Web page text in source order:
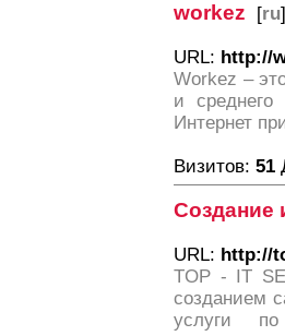
workez [ru]
URL: http://
Workez –
и
Интернет
Визитов: 51
Создание
URL: http://
TOP - IT
созданием
услуги